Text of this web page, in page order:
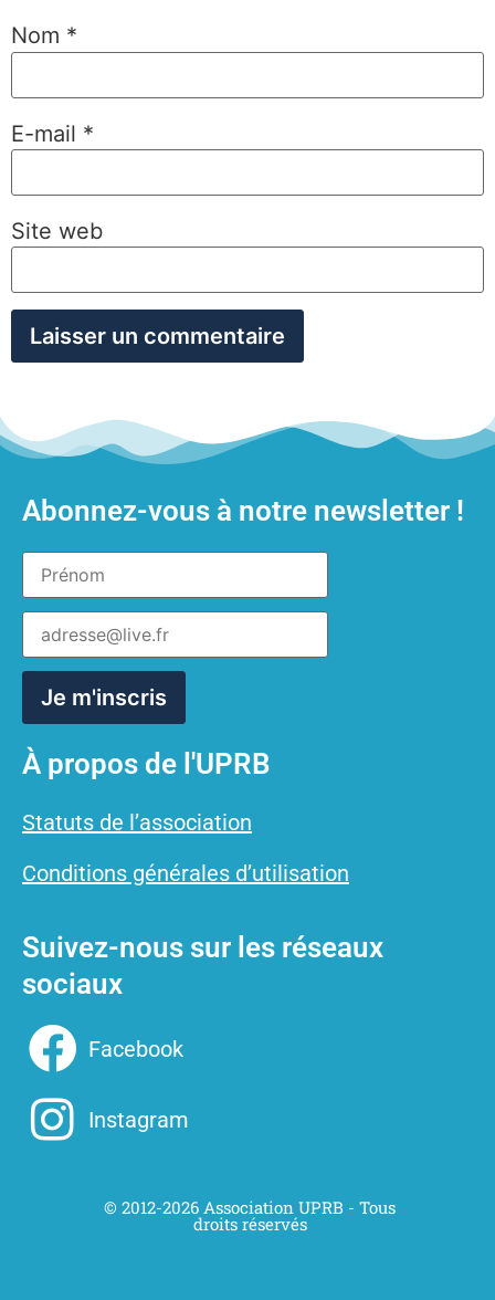
Nom *
E-mail *
Site web
Abonnez-vous à notre newsletter !
À propos de l'UPRB
Statuts de l’association
Conditions générales d’utilisation
Suivez-nous sur les réseaux
sociaux
Facebook
Instagram
© 2012-2026 Association UPRB - Tous
droits réservés